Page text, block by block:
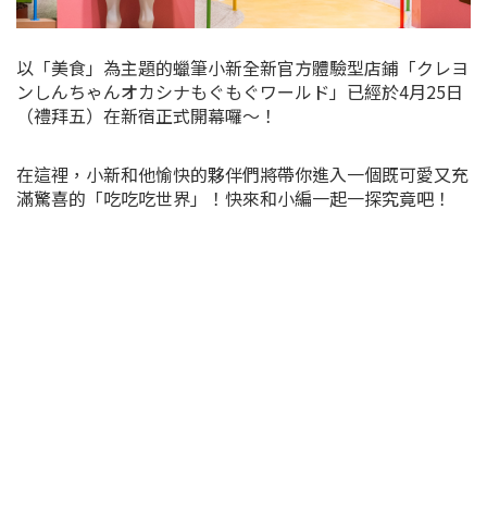
以「美食」為主題的蠟筆小新全新官方體驗型店鋪「クレヨ
ンしんちゃんオカシナもぐもぐワールド」已經於4月25日
（禮拜五）在新宿正式開幕囉～！
在這裡，小新和他愉快的夥伴們將帶你進入一個既可愛又充
滿驚喜的「吃吃吃世界」！快來和小編一起一探究竟吧！